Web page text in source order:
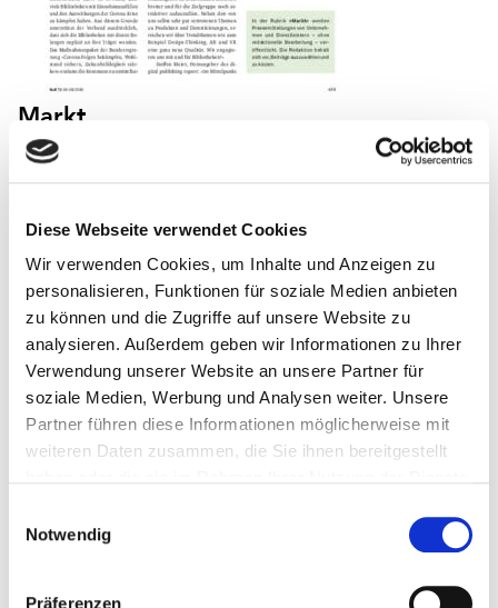
Diese Webseite verwendet Cookies
Wir verwenden Cookies, um Inhalte und Anzeigen zu
personalisieren, Funktionen für soziale Medien anbieten
zu können und die Zugriffe auf unsere Website zu
analysieren. Außerdem geben wir Informationen zu Ihrer
Verwendung unserer Website an unsere Partner für
soziale Medien, Werbung und Analysen weiter. Unsere
Partner führen diese Informationen möglicherweise mit
weiteren Daten zusammen, die Sie ihnen bereitgestellt
Notwendig
Präferenzen
Markt
Seitenbereich: